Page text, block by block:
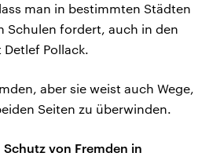
man in bestimmten Städten
Schulen fordert, auch in den
Pollack.
aber sie weist auch Wege,
Seiten zu überwinden.
Schutz von Fremden in